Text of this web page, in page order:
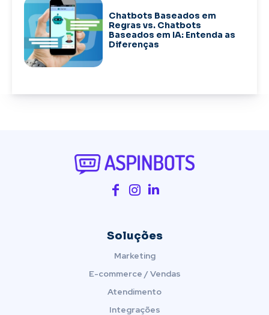
Chatbots Baseados em
Regras vs. Chatbots
Baseados em IA: Entenda as
Diferenças
Soluções
Marketing
E-commerce / Vendas
Atendimento
Integrações